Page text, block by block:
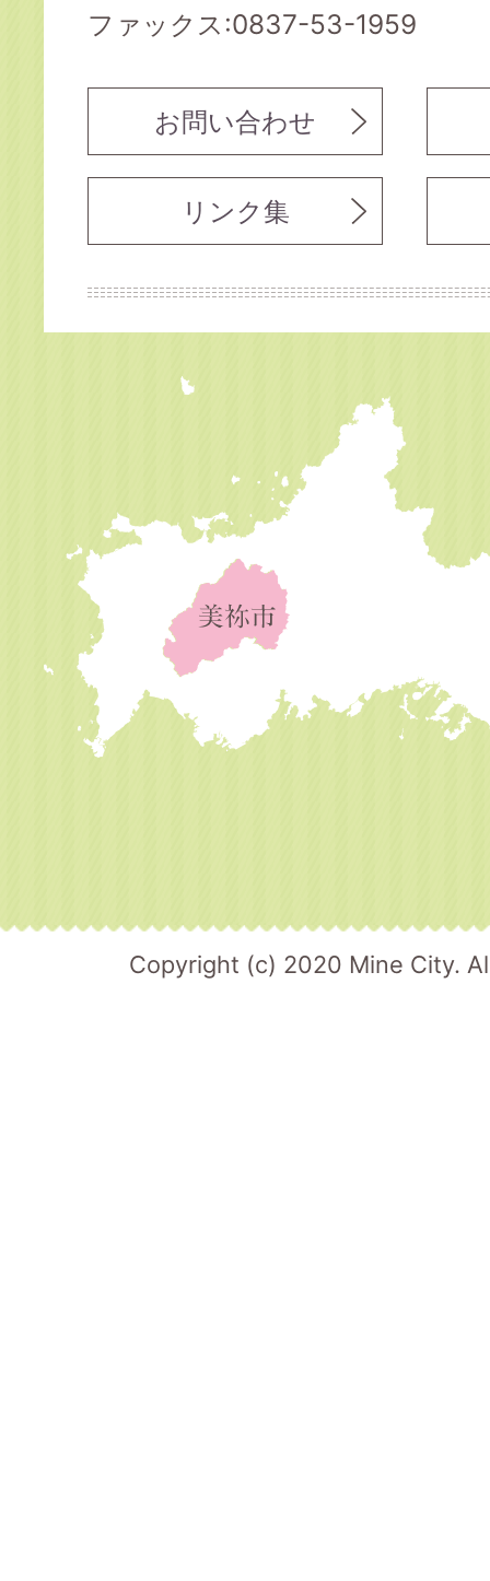
ファックス:0837-53-1959
お問い合わせ
リンク集
Copyright (c) 2020 Mine City.